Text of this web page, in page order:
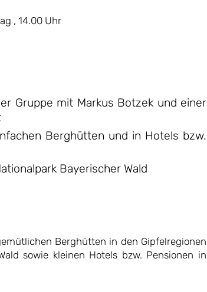
, 14.00 Uhr
Gruppe mit Markus Botzek und einer
Berghütten und in Hotels bzw.
Bayerischer Wald
Berghütten in den Gipfelregionen
sowie kleinen Hotels bzw. Pensionen in